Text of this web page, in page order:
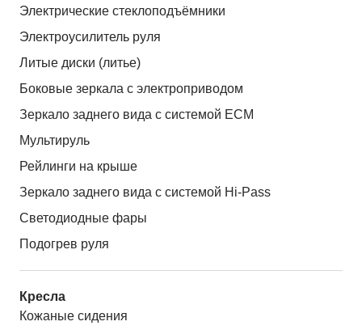
Электрические стеклоподъёмники
Электроусилитель руля
Литые диски (литье)
Боковые зеркала с электроприводом
Зеркало заднего вида с системой ЕСМ
Мультируль
Рейлинги на крыше
Зеркало заднего вида с системой Hi-Pass
Светодиодные фары
Подогрев руля
Кресла
Кожаные сидения